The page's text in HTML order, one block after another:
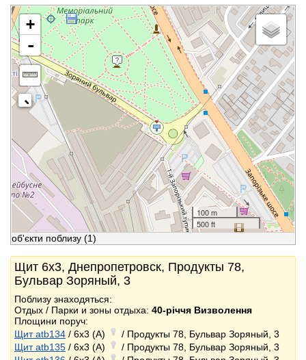
+
-
100 m
500 ft
об'єкти поблизу (1)
Щит 6x3, Днепропетровск, Продукты 78,
Бульвар Зоряный, 3
Поблизу знаходяться:
Отдых / Парки и зоны отдыха: 40-річчя Визволення
Площини поруч:
Щит atb134 / 6x3 (A)
/ Продукты 78, Бульвар Зоряный, 3
Щит atb135 / 6x3 (A)
/ Продукты 78, Бульвар Зоряный, 3